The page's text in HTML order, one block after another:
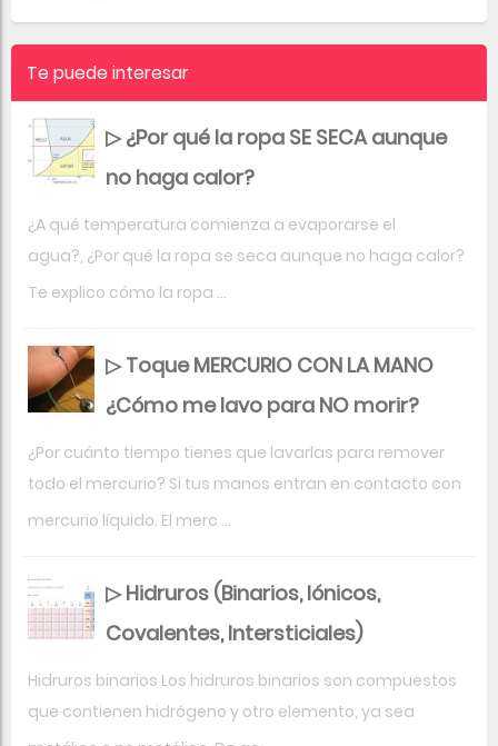
Te puede interesar
▷ ¿Por qué la ropa SE SECA aunque
no haga calor?
¿A qué temperatura comienza a evaporarse el
agua?, ¿Por qué la ropa se seca aunque no haga calor?
Te explico cómo la ropa ...
▷ Toque MERCURIO CON LA MANO
¿Cómo me lavo para NO morir?
¿Por cuánto tiempo tienes que lavarlas para remover
todo el mercurio? Si tus manos entran en contacto con
mercurio líquido. El merc ...
▷ Hidruros (Binarios, Iónicos,
Covalentes, Intersticiales)
Hidruros binarios Los hidruros binarios son compuestos
que contienen hidrógeno y otro elemento, ya sea